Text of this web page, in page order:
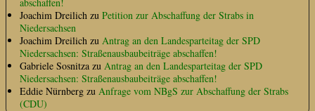
Joachim Dreilich zu Petition zur Abschaffung der Strabs in
Niedersachsen
Joachim Dreilich zu Antrag an den Landesparteitag der SPD
Niedersachsen: Straßenausbaubeiträge abschaffen!
Gabriele Sosnitza zu Antrag an den Landesparteitag der SPD
Niedersachsen: Straßenausbaubeiträge abschaffen!
Eddie Nürnberg zu Anfrage vom NBgS zur Abschaffung der Strabs
(CDU)